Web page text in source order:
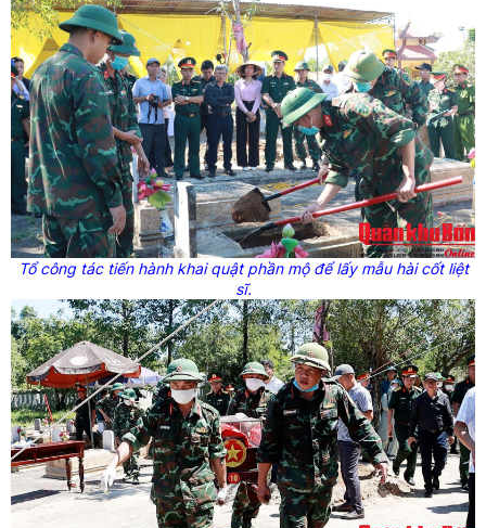
Tổ công tác tiến hành khai quật phần mộ để lấy mẫu hài cốt liệt
sĩ.